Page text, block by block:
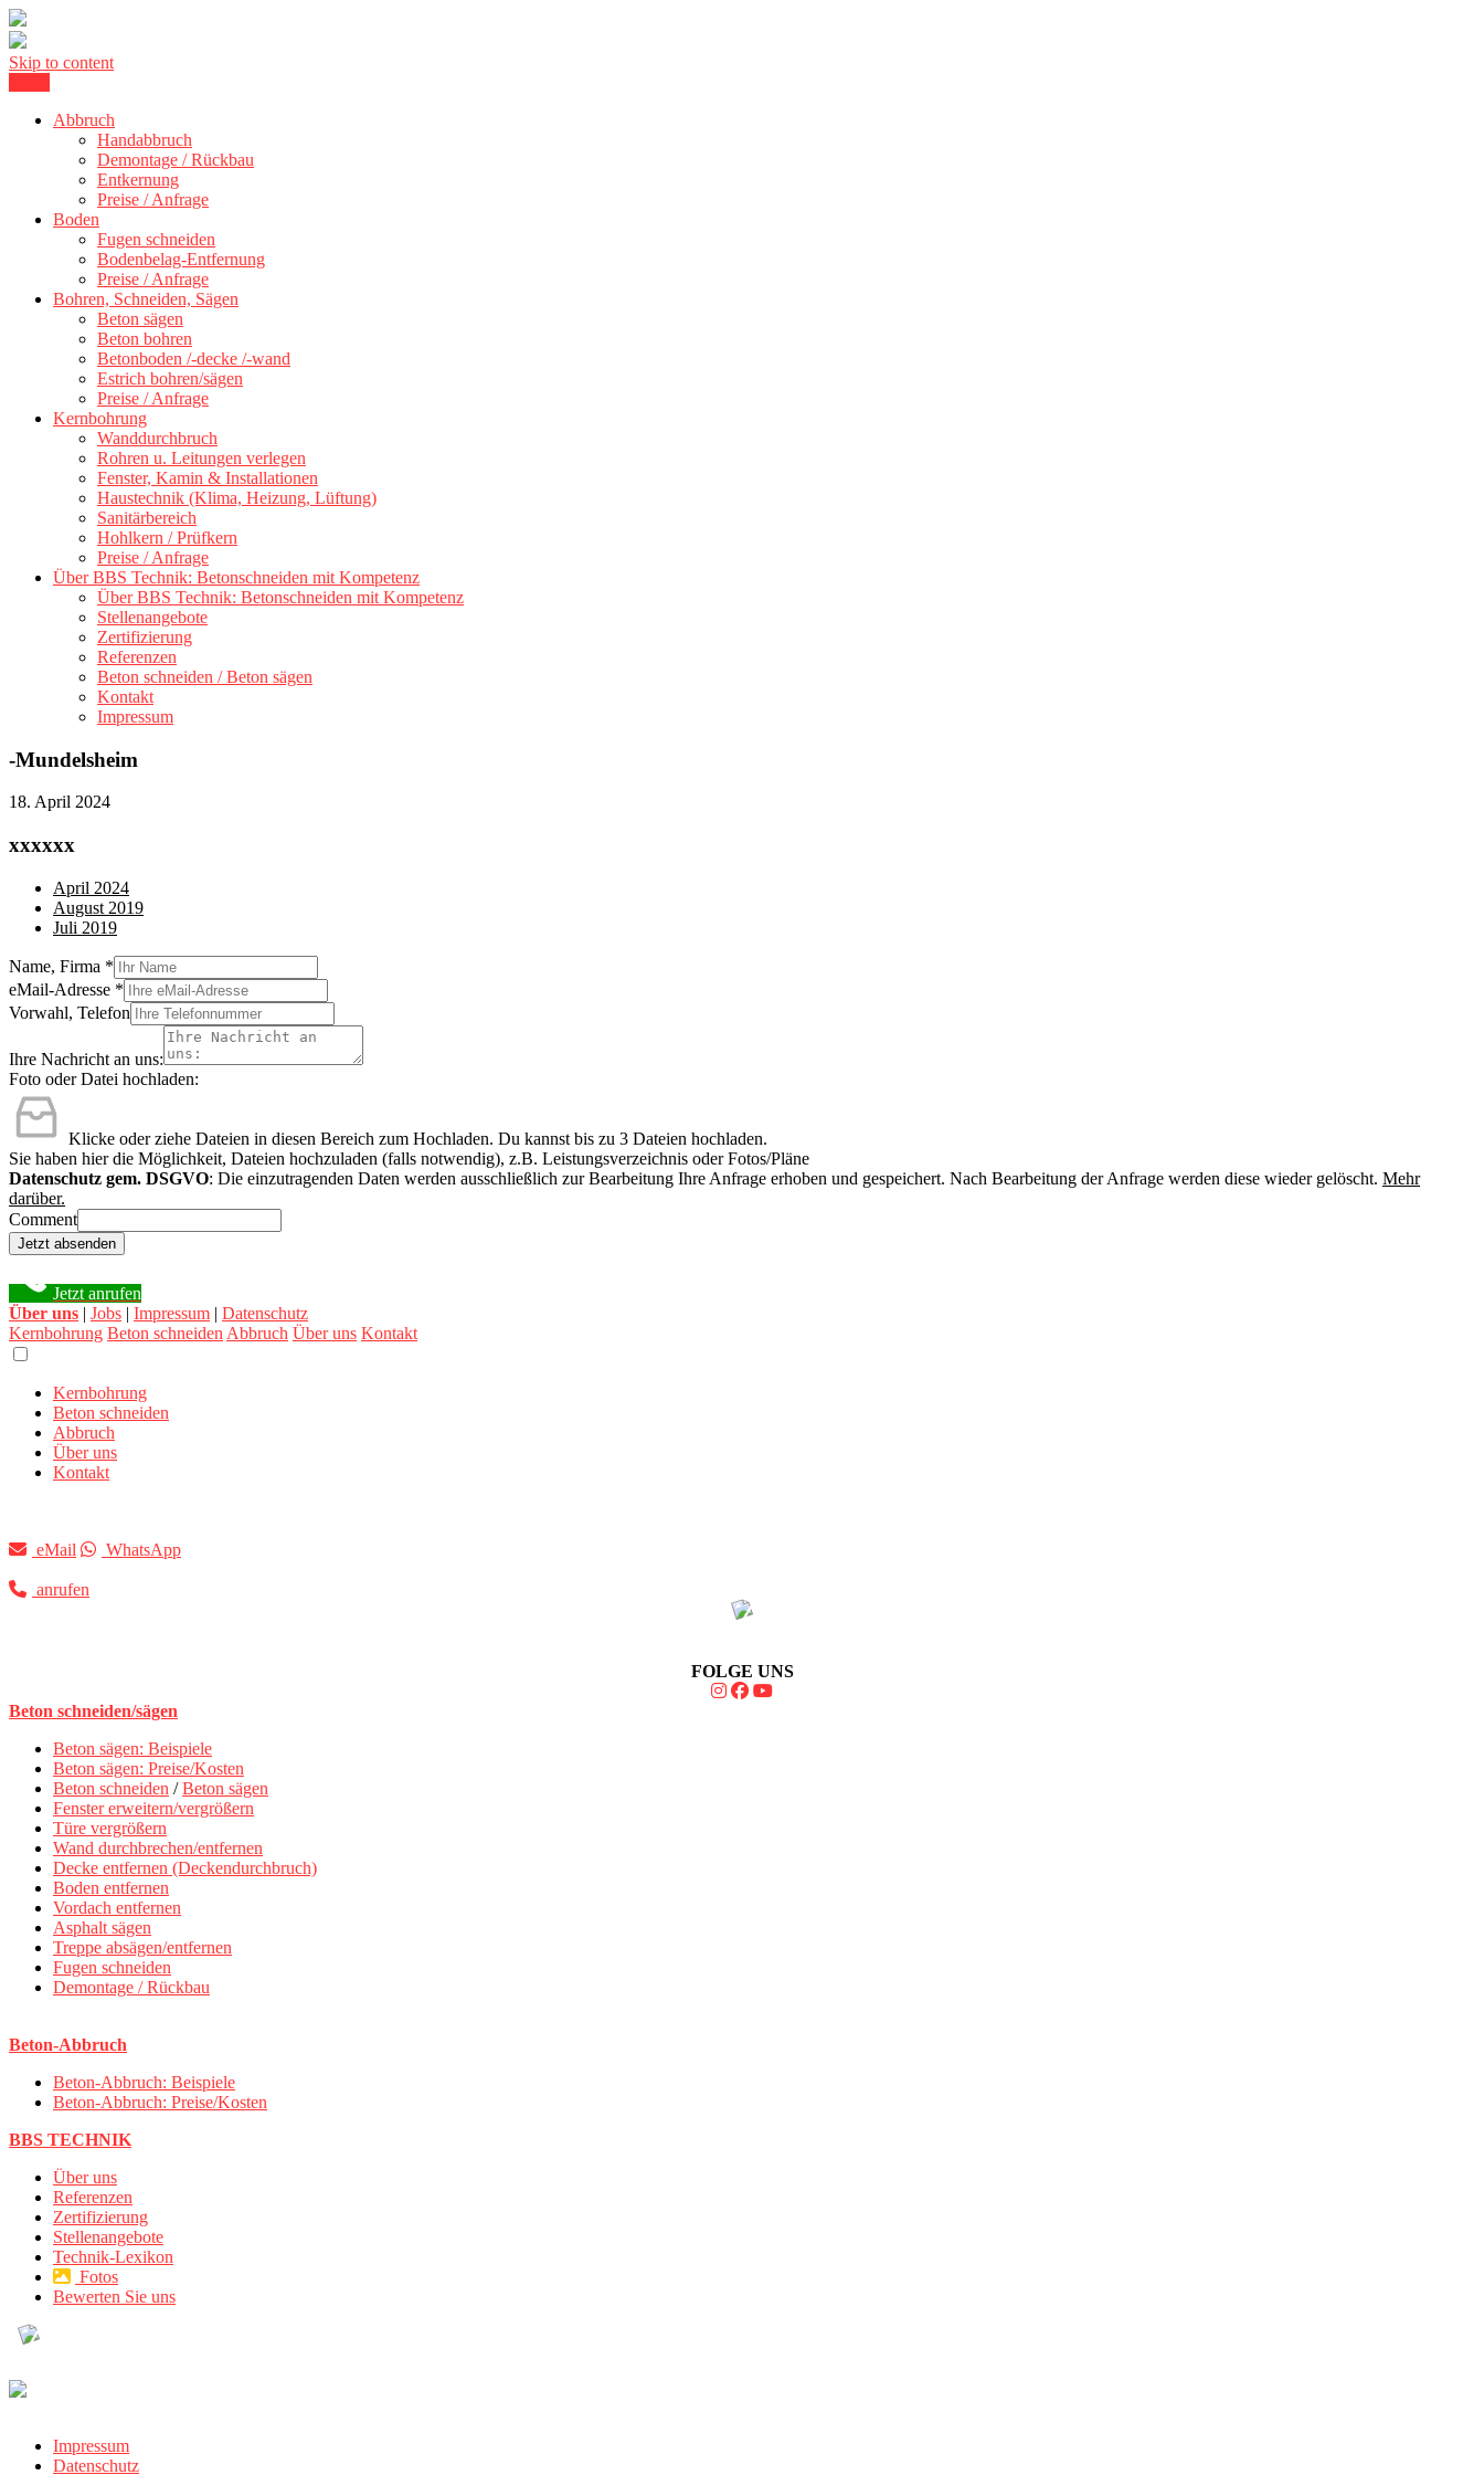
Skip to content
Betonschneiden Stuttgart
Abbruch
Handabbruch
Demontage / Rückbau
Entkernung
Preise / Anfrage
Boden
Fugen schneiden
Bodenbelag-Entfernung
Preise / Anfrage
Bohren, Schneiden, Sägen
Beton sägen
Beton bohren
Betonboden /-decke /-wand
Estrich bohren/sägen
Preise / Anfrage
Kernbohrung
Wanddurchbruch
Rohren u. Leitungen verlegen
Fenster, Kamin & Installationen
Haustechnik (Klima, Heizung, Lüftung)
Sanitärbereich
Hohlkern / Prüfkern
Preise / Anfrage
Über BBS Technik: Betonschneiden mit Kompetenz
Über BBS Technik: Betonschneiden mit Kompetenz
Stellenangebote
Zertifizierung
Referenzen
Beton schneiden / Beton sägen
Kontakt
Impressum
-Mundelsheim
18. April 2024
xxxxxx
April 2024
August 2019
Juli 2019
Name, Firma *
eMail-Adresse *
Vorwahl, Telefon
Ihre Nachricht an uns:
Foto oder Datei hochladen:
Klicke oder ziehe Dateien in diesen Bereich zum Hochladen. Du kannst bis zu 3 Dateien hochladen.
Sie haben hier die Möglichkeit, Dateien hochzuladen (falls notwendig), z.B. Leistungsverzeichnis oder Fotos/Pläne
Datenschutz gem. DSGVO: Die einzutragenden Daten werden ausschließlich zur Bearbeitung Ihre Anfrage erhoben und gespeichert. Nach Bearbeitung der Anfrage werden diese wieder gelöscht. Mehr
darüber.
Comment
Jetzt absenden
Jetzt anrufen
Über uns | Jobs | Impressum | Datenschutz
Kernbohrung Beton schneiden Abbruch Über uns Kontakt
Kernbohrung
Beton schneiden
Abbruch
Über uns
Kontakt
eMail WhatsApp
anrufen
FOLGE UNS
Beton schneiden/sägen
Beton sägen: Beispiele
Beton sägen: Preise/Kosten
Beton schneiden /Beton sägen
Fenster erweitern/vergrößern
Türe vergrößern
Wand durchbrechen/entfernen
Decke entfernen (Deckendurchbruch)
Boden entfernen
Vordach entfernen
Asphalt sägen
Treppe absägen/entfernen
Fugen schneiden
Demontage / Rückbau
Beton-Abbruch
Beton-Abbruch: Beispiele
Beton-Abbruch: Preise/Kosten
BBS TECHNIK
Über uns
Referenzen
Zertifizierung
Stellenangebote
Technik-Lexikon
Fotos
Bewerten Sie uns
Impressum
Datenschutz